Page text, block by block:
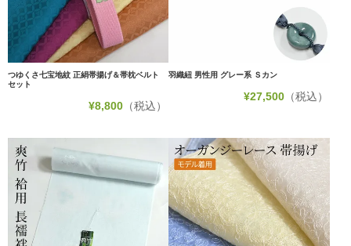
つゆくさ七宝地紋 正絹帯揚げ＆帯枕ベルト
セット
¥8,800 （税込）
羽織紐 男性用 グレー系 Ｓカン
¥27,500（税込）